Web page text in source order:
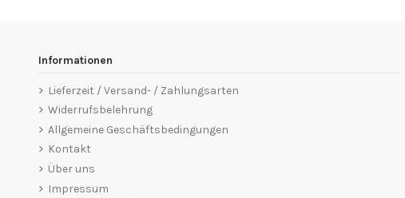
Informationen
Lieferzeit / Versand- / Zahlungsarten
Widerrufsbelehrung
Allgemeine Geschäftsbedingungen
Kontakt
Über uns
Impressum